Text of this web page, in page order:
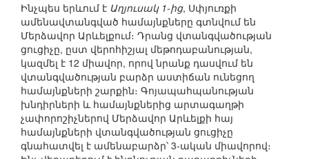
Ինչպես երևում է Աղյուսակ 1-ից, Սփյուռքի
ամենավտանգված համայնքները գտնվում են
Մերձավոր Արևելքում։ Դրանց վտանգվածության
ցուցիչը, ըստ վերոհիշյալ մեթոդաբանության,
կազմել է 12 միավոր, որով նրանք դասվում են
վտանգվածության բարձր աստիճան ունեցող
համայնքների շարքին։ Գոյապահպանության
խնդիրների և համայնքներից արտագաղթի
չափորոշիչներով Մերձավոր Արևելքի հայ
համայնքների վտանգվածության ցուցիչը
գնահատվել է ամենաբարձր՝ 3-ական միավորով։